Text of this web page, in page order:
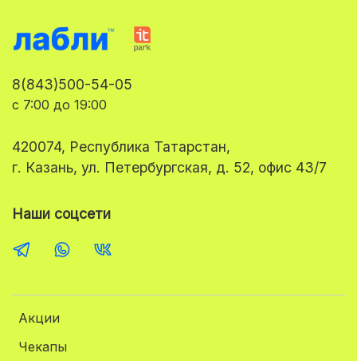
Акции
Чекапы
8(843)500-54-05
с 7:00 до 19:00
420074, Республика Татарстан,
г. Казань, ул. Петербургская, д. 52, офис 43/7
Наши соцсети